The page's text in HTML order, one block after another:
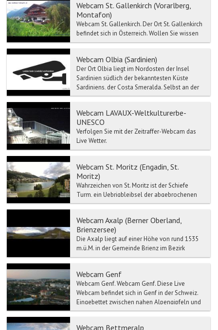
Webcam St. Gallenkirch (Vorarlberg,
Montafon)
Webcam St. Gallenkirch. Der Ort St. Gallenkirch
befindet sich in Österreich. Wollen Sie wissen
wie heute das in St. Gallenkirch ist? ...
Webcam Olbia (Sardinien)
Der Ort Olbia liegt im Nordosten der Insel
Sardinien südlich der bekanntesten Küste
Sardiniens, der Costa Smeralda. Selbst an der
Haupteinkaufsstra...
Webcam LAVAUX-Weltkulturerbe-
UNESCO
Verfolgen Sie mit der Zeitraffer-Webcam das
Live Wetter.
Webcam St. Moritz (Engadin, St.
Moritz)
Wahrzeichen von St. Moritz ist der Schiefe
Turm, ein Uebrigbleibsel der abgebrochenen
Mauritiuskirche aus der Zeit um 1500. Im
Webcam Axalp (Berner Oberland,
Brienzersee)
Die Axalp liegt auf einer Höhe von rund 1535
m.ü.M. in der Gemeinde Brienz im Bezirk
Interlaken und ist mit dem Postauto oder dem
Webcam Genf
Webcam Genf. Webcam Genf. Diese Live
Webcam befindet sich in Genf in der Schweiz.
Eingebettet zwischen nahen Alpengipfeln und
...
Webcam Bettmeralp